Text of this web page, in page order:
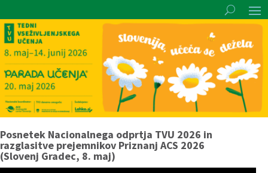
Posnetek Nacionalnega odprtja TVU 2026 in
razglasitve prejemnikov Priznanj ACS 2026
(Slovenj Gradec, 8. maj)